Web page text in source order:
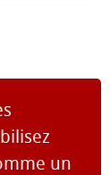
un